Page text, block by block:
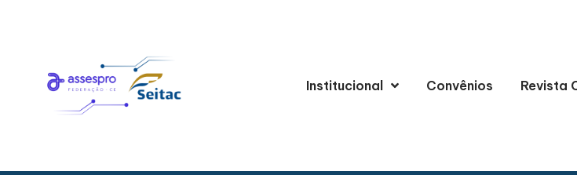
Institucional Convênios Revista